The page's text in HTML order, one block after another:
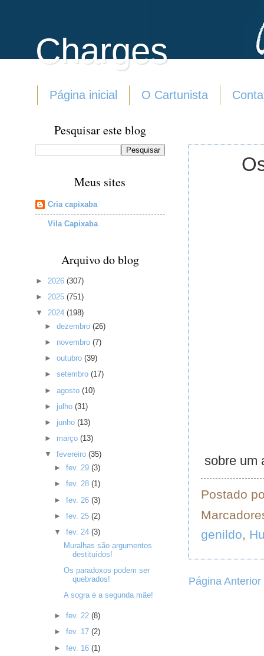
Charges
Página inicial O Cartunista
sobre um
Postado
genildo,
Página Anterior
Pesquisar este blog
Meus sites
Cria capixaba
Vila Capixaba
Arquivo do blog
► 2026 (307)
► 2025 (751)
▼ 2024 (198)
►dezembro(26)
► novembro(7)
►outubro(39)
►setembro(17)
►agosto(10)
► julho(31)
► junho(13)
► março(13)
▼fevereiro(35)
► fev. 29 (3)
► fev. 28 (1)
► fev. 26 (3)
► fev. 25 (2)
▼ fev. 24 (3)
Muralhas são argumentos
destituídos!
Os paradoxos podem ser
quebrados!
A sogra é a segunda mãe!
► fev. 22 (8)
► fev. 17 (2)
► fev. 16 (1)